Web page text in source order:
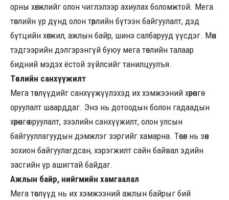
орны хөгжлийг олон чиглэлээр ахиулах боломжтой. Мега
төслийн үр дүнд олон төрлийн бүтээн байгуулалт, дэд
бүтцийн хөгжил, ажлын байр, шинэ салбарууд үүсдэг. Мөн
тэдгээрийн дэлгэрэнгүй буюу мега төслийн талаар
бидний мэдэх ёстой зүйлсийг танилцуулъя.
Төслийн санхүүжилт
Мега төслүүдийг санхүүжүүлэхэд их хэмжээний хөрөнгө
оруулалт шаарддаг. Энэ нь дотоодын болон гадаадын
хөрөнгө оруулалт, зээлийн санхүүжилт, олон улсын
байгууллагуудын дэмжлэг зэргийг хамарна. Төсөл нь зөв
зохион байгуулагдсан, хэрэгжилт сайн байвал эдийн
засгийн үр ашигтай байдаг.
Ажлын байр, нийгмийн хамгаалал
Мега төслүүд нь их хэмжээний ажлын байрыг бий